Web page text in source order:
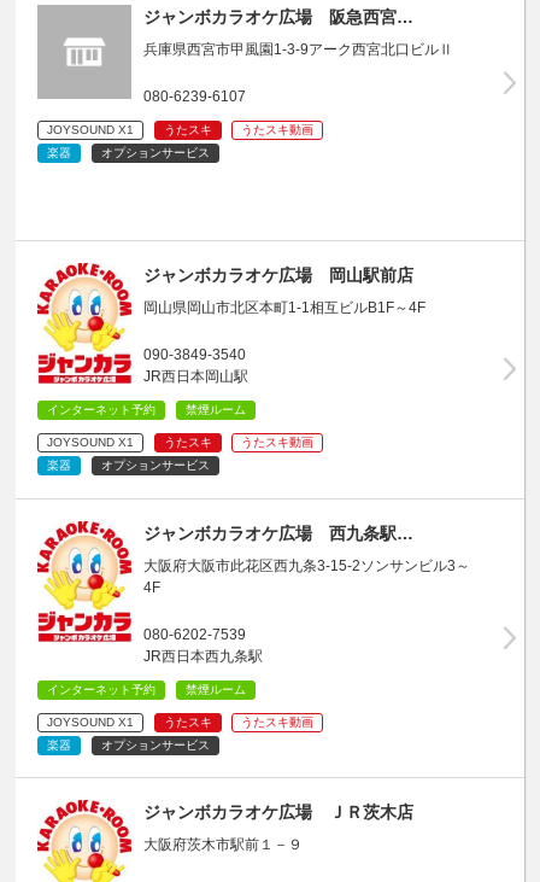
ジャンボカラオケ広場 阪急西宮…
兵庫県西宮市甲風園1-3-9アーク西宮北口ビルⅡ
080-6239-6107
JOYSOUND X1 うたスキ
うたスキ動画
楽器
オプションサービス
ジャンボカラオケ広場 岡山駅前店
岡山県岡山市北区本町1-1相互ビルB1F～4F
090-3849-3540
JR西日本岡山駅
インターネット予約 禁煙ルーム
JOYSOUND X1 うたスキ
うたスキ動画
楽器
オプションサービス
ジャンボカラオケ広場 西九条駅…
大阪府大阪市此花区西九条3-15-2ソンサンビル3～
4F
080-6202-7539
JR西日本西九条駅
インターネット予約 禁煙ルーム
JOYSOUND X1 うたスキ
うたスキ動画
楽器
オプションサービス
ジャンボカラオケ広場 ＪＲ茨木店
大阪府茨木市駅前１－９